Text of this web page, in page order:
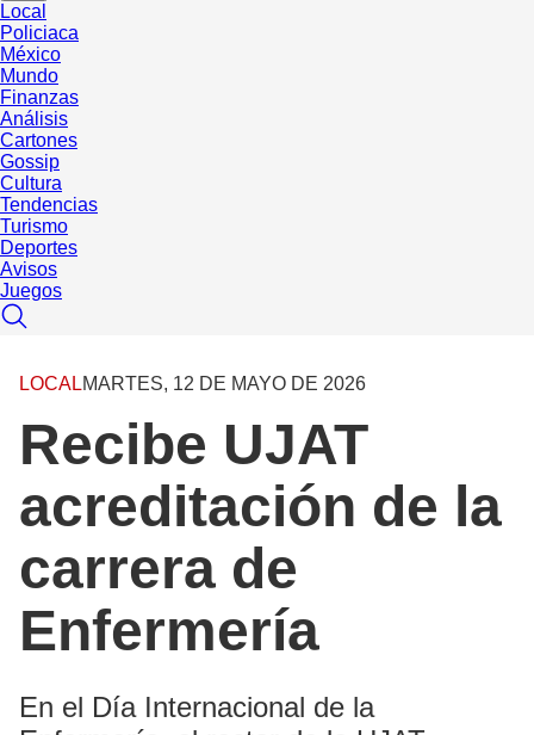
Local
Policiaca
México
Mundo
Finanzas
Análisis
Cartones
Gossip
Cultura
Tendencias
Turismo
Deportes
Avisos
Juegos
LOCALMARTES, 12 DE MAYO DE 2026
Recibe UJAT
acreditación de la
carrera de
Enfermería
En el Día Internacional de la